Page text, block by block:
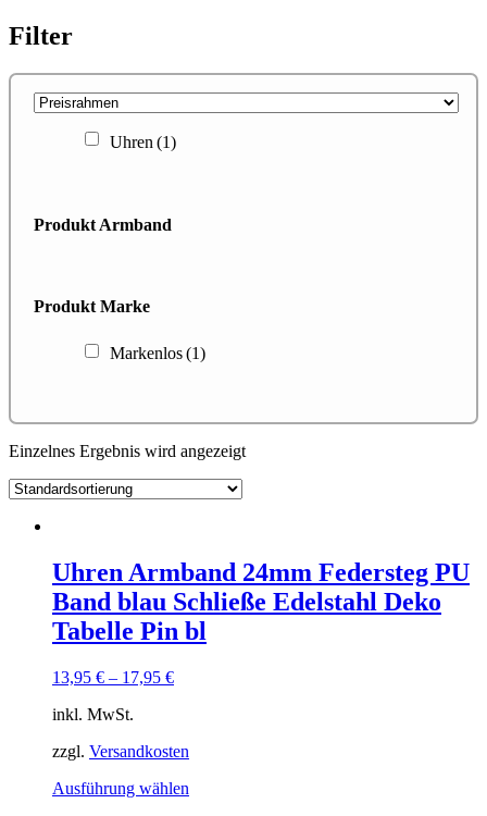
Filter
Uhren (1)
Produkt Armband
Produkt Marke
Markenlos(1)
Einzelnes Ergebnis wird angezeigt
Uhren Armband 24mm Federsteg PU
Band blau Schließe Edelstahl Deko
Tabelle Pin bl
13,95 € – 17,95 €
inkl. MwSt.
zzgl. Versandkosten
Ausführung wählen